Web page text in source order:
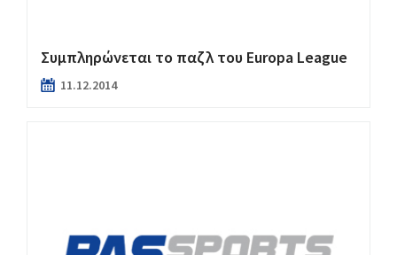
Συμπληρώνεται το παζλ του Europa League
11.12.2014